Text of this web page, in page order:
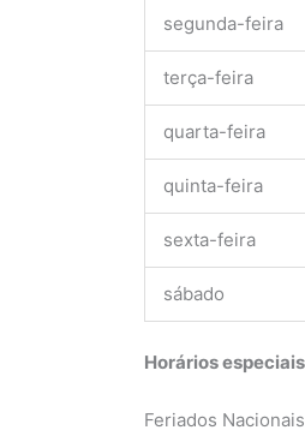
segunda-feira
terça-feira
quarta-feira
quinta-feira
sexta-feira
sábado
Horários especiais
Feriados